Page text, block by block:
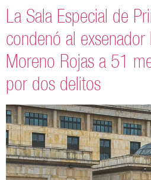
La Sala Especial de
condenó al exsenador
Moreno Rojas a 51
por dos delitos